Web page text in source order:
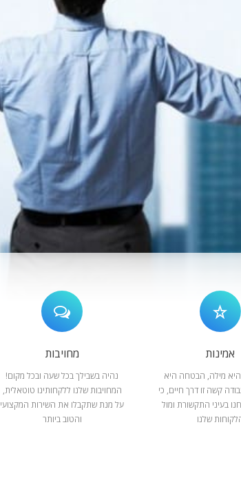
אמינות
היא מילה, הבטחה היא
קשה זו דרך חיים, כי
בעיני התקשורת ומול
שלנו
מחויבות
נהיה בשבילך בכל שעה ובכל מקום!
המחויבות שלנו ללקחותינו טוטאלית,
על מנת שתקבלו את השירות המקצועי
והטוב ביותר